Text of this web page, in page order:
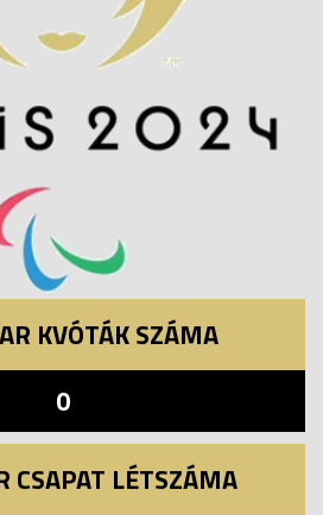
KVÓTÁK SZÁMA
0
CSAPAT LÉTSZÁMA